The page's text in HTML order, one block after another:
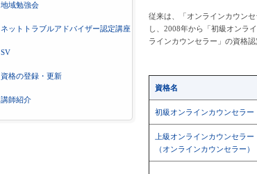
従来は、「オンラインカウン
し、2008年から「初級オンラ
ラインカウンセラー」の資格
資格名
初級オンラインカウンセラー
上級オンラインカウンセラー
（オンラインカウンセラー
地域勉強会
ネットトラブルアドバイザー認定講座
SV
資格の登録・更新
講師紹介